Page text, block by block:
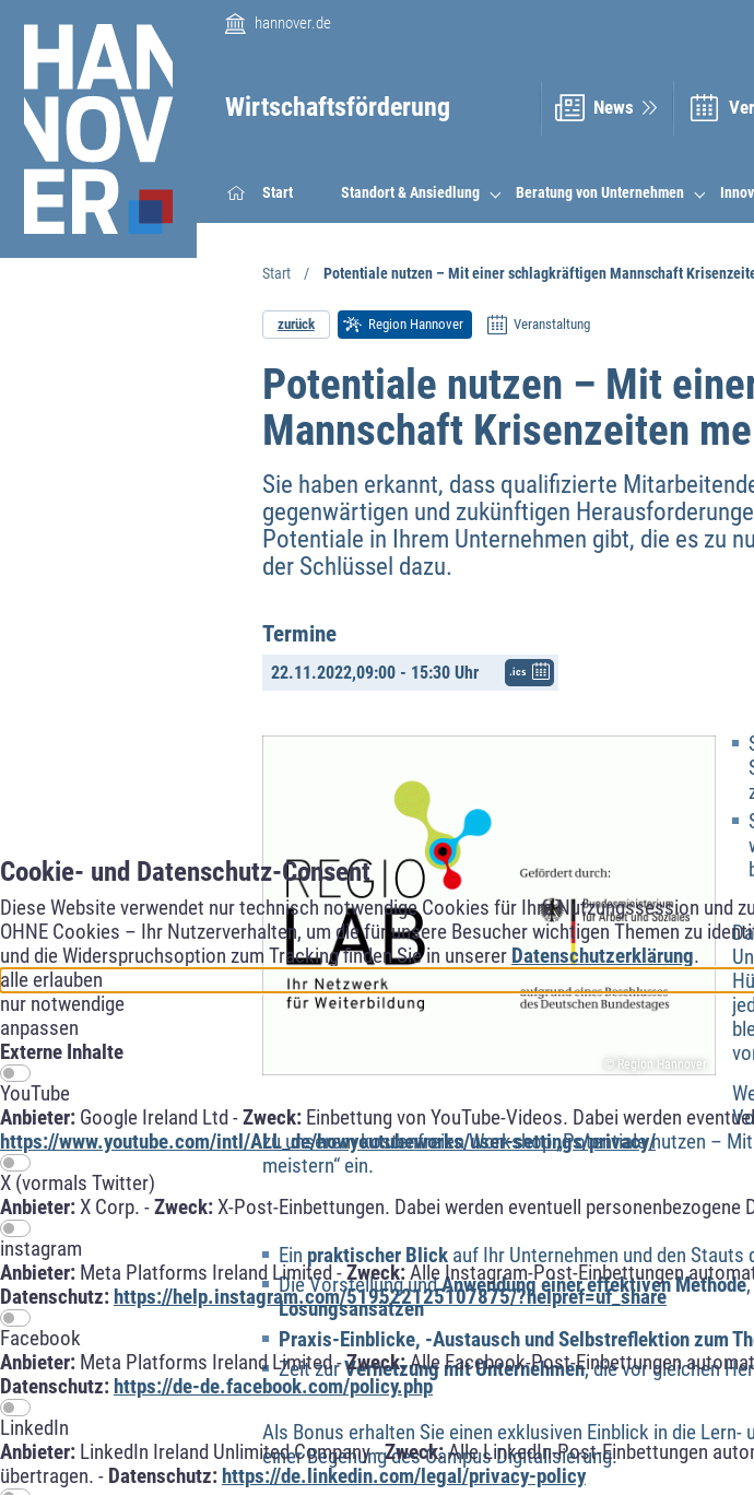
Cookie- und Datenschutz-Consent
Diese Website verwendet nur technisch notwendige Cookies für Ihre Nutzungssession
OHNE Cookies – Ihr Nutzerverhalten, um die für unsere Besucher wichtigen Themen zu
und die Widerspruchsoption zum Tracking finden Sie in unserer Datenschutzerklärung.
alle erlauben
nur notwendige
anpassen
Externe Inhalte
YouTube
Anbieter: Google Ireland Ltd -Zweck: Einbettung von YouTube-Videos. Dabei werden
https://www.youtube.com/intl/ALL_de/howyoutubeworks/user-settings/privacy/
X (vormals Twitter)
Anbieter:X Corp. -Zweck:X-Post-Einbettungen. Dabei werden eventuell personenbezogene
instagram
Anbieter: Meta Platforms Ireland Limited -Zweck:Alle Instagram-Post-Einbettungen
Datenschutz: https://help.instagram.com/519522125107875/?helpref=uf_share
Facebook
Anbieter: Meta Platforms Ireland Limited -Zweck:Alle Facebook-Post-Einbettungen
Datenschutz: https://de-de.facebook.com/policy.php
LinkedIn
Anbieter: LinkedIn Ireland Unlimited Company -Zweck:Alle LinkedIn-Post-Einbettungen
übertragen. - Datenschutz: https://de.linkedin.com/legal/privacy-policy
Wirtschaftsförderung
Start Standort & Ansiedlung Beratung von Unternehmen
hannover.de
News
Start Potentiale nutzen – Mit einer schlagkräftigen Mannschaft
zurück Region Hannover Veranstaltung
Potentiale nutzen – Mit
Mannschaft Krisenzeiten
Sie haben erkannt, dass qualifizierte
gegenwärtigen und zukünftigen
Potentiale in Ihrem Unternehmen gibt, die es zu
der Schlüssel dazu.
Termine
22.11.2022,09:00 - 15:30 Uhr .ics
© Region Hannover
zu unserem kostenfreien Workshop „Potentiale nutzen –
meistern“ ein.
Ein praktischer Blick auf Ihr Unternehmen und den
Die Vorstellung undAnwendung einer effektiven Methode
Lösungsansätzen
Praxis-Einblicke, -Austausch und Selbstreflektion zum
Zeit zurVernetzung mit Unternehmen, die vor gleichen
Als Bonus erhalten Sie einen exklusiven Einblick in die
einer Begehung des Campus Digitalisierung.